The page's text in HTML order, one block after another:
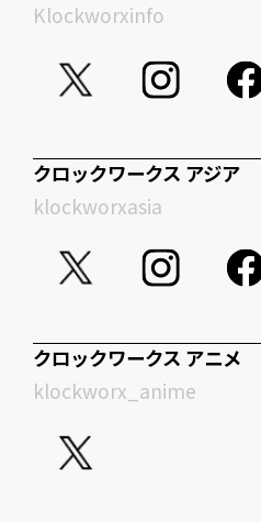
Klockworxinfo
クロックワークス アジア
klockworxasia
クロックワークス アニメ
klockworx_anime